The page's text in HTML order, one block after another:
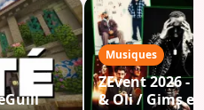
Musiques
ZEvent 2026 -
& Oli / Gims